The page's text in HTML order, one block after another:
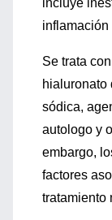
incluye
inflamación
Se trata
hialuronato
sódica,
autologo y
embargo,
factores
tratamiento